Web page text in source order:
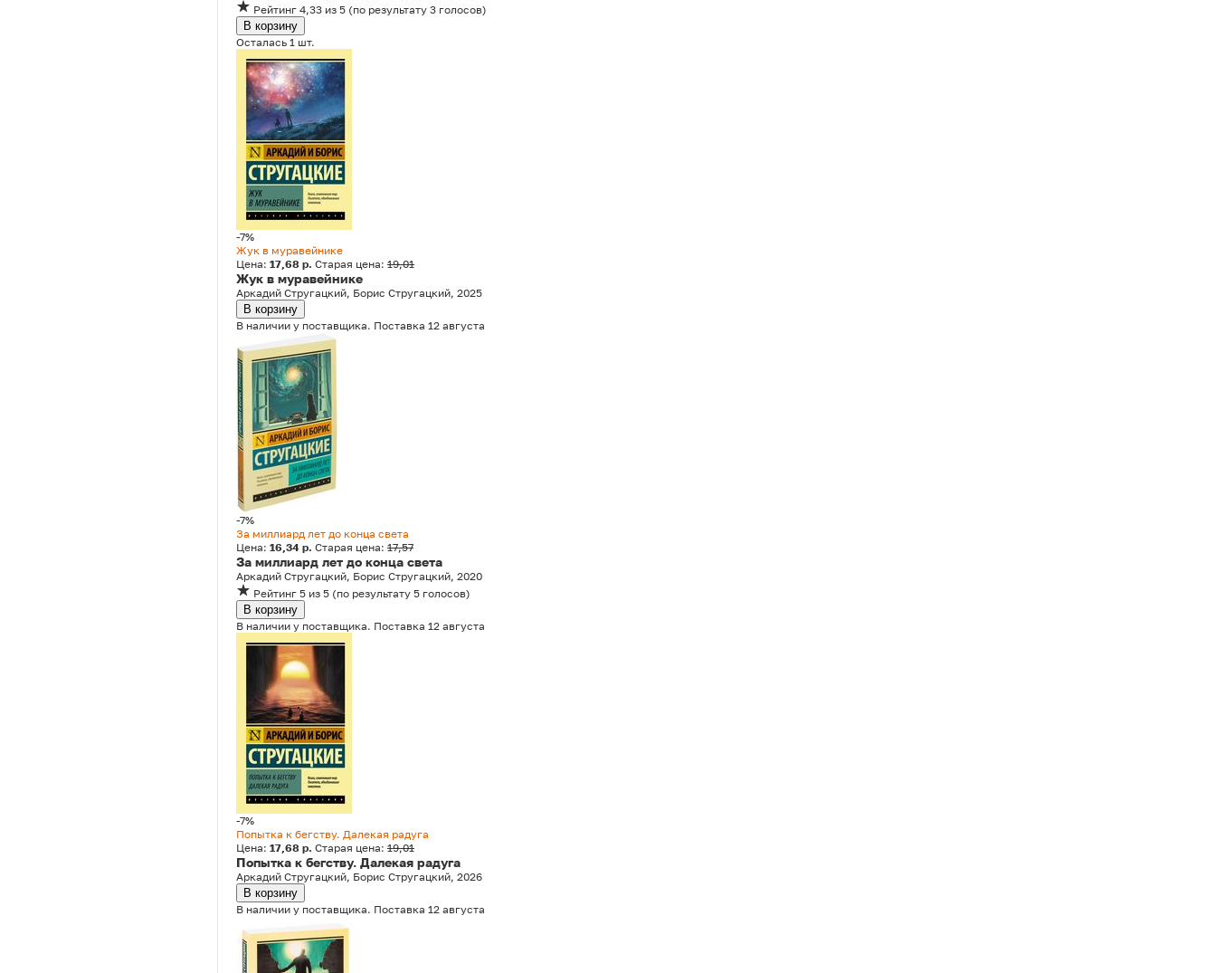
Рейтинг 4,33 из 5 (по результату 3 голосов)
В корзину
Осталась 1 шт.
-7%
Жук в муравейнике
Цена: 17,68 р. Старая цена: 19,01
Жук в муравейнике
Аркадий Стругацкий, Борис Стругацкий, 2025
В корзину
В наличии у поставщика. Поставка 12 августа
-7%
За миллиард лет до конца света
Цена: 16,34 р. Старая цена: 17,57
За миллиард лет до конца света
Аркадий Стругацкий, Борис Стругацкий, 2020
Рейтинг 5 из 5 (по результату 5 голосов)
В корзину
В наличии у поставщика. Поставка 12 августа
-7%
Попытка к бегству. Далекая радуга
Цена: 17,68 р. Старая цена: 19,01
Попытка к бегству. Далекая радуга
Аркадий Стругацкий, Борис Стругацкий, 2026
В корзину
В наличии у поставщика. Поставка 12 августа